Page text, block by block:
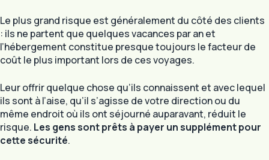
Le plus grand risque est généralement du côté des clients
: ils ne partent que quelques vacances par an et
l’hébergement constitue presque toujours le facteur de
coût le plus important lors de ces voyages.
Leur offrir quelque chose qu’ils connaissent et avec lequel
ils sont à l’aise, qu’il s’agisse de votre direction ou du
même endroit où ils ont séjourné auparavant, réduit le
risque. Les gens sont prêts à payer un supplément pour
cette sécurité.